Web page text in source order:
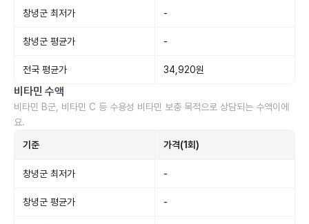
창녕군 최저가 -
창녕군 평균가 -
전국 평균가 34,920원
비타민 수액
비타민 B군, 비타민 C 등 수용성 비타민 보충 목적으로 상담되는 수액이에
요.
기준 가격(1회)
창녕군 최저가 -
창녕군 평균가 -